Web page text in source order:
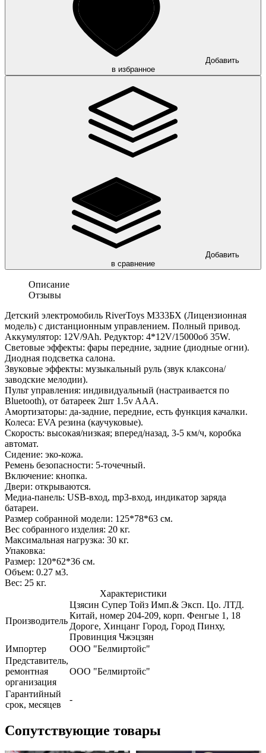
Добавить
в избранное
Добавить
в сравнение
Описание
Отзывы
Детский электромобиль RiverToys М333БХ (Лицензионная
модель) с дистанционным управлением. Полный привод.
Аккумулятор: 12V/9Ah. Редуктор: 4*12V/15000об 35W.
Световые эффекты: фары передние, задние (диодные огни).
Диодная подсветка салона.
Звуковые эффекты: музыкальный руль (звук клаксона/
заводские мелодии).
Пульт управления: индивидуальный (настраивается по
Bluetooth), от батареек 2шт 1.5v AAA.
Амортизаторы: да-задние, передние, есть функция качалки.
Колеса: EVA резина (каучуковые).
Скорость: высокая/низкая; вперед/назад, 3-5 км/ч, коробка
автомат.
Сидение: эко-кожа.
Ремень безопасности: 5-точечный.
Включение: кнопка.
Двери: открываются.
Медиа-панель: USB-вход, mp3-вход, индикатор заряда
батареи.
Размер собранной модели: 125*78*63 см.
Вес собранного изделия: 20 кг.
Максимальная нагрузка: 30 кг.
Упаковка:
Размер: 120*62*36 см.
Объем: 0.27 м3.
Вес: 25 кг.
Характеристики
Производитель
Цзясин Супер Тойз Имп.& Эксп. Цо. ЛТД.
Китай, номер 204-209, корп. Фенгые 1, 18
Дороге, Хинцанг Город, Город Пинху,
Провинция Чжэцзян
Импортер
ООО "Белмиртойс"
Представитель,
ремонтная
организация
ООО "Белмиртойс"
Гарантийный
срок, месяцев
-
Сопутствующие товары